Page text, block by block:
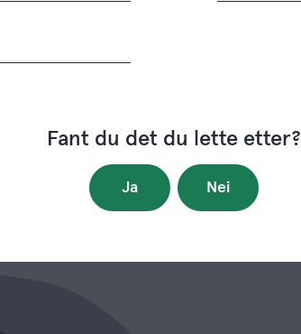
Fant du det du lette etter?
Ja Nei